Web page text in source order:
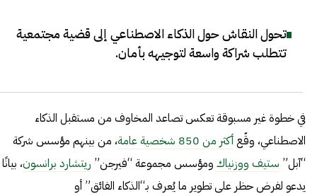
تحول النقاش حول الذكاء الاصطناعي إلى قضية مجتمعية
تتطلب شراكة واسعة لتوجيهه بأمان.
في خطوة غير مسبوقة تعكس تصاعد المخاوف من مستقبل الذكاء
الاصطناعي، وقّعأكثر من 850 شخصية عامة
، من بينهم مؤسس شركة
“آبل” ستيف ووزنياك ومؤسس مجموعة “فيرجن” ريتشارد برانسون، بيانًا
يدعو لفرض حظر على تطوير ما يُعرف بـ“الذكاء الفائق” أو